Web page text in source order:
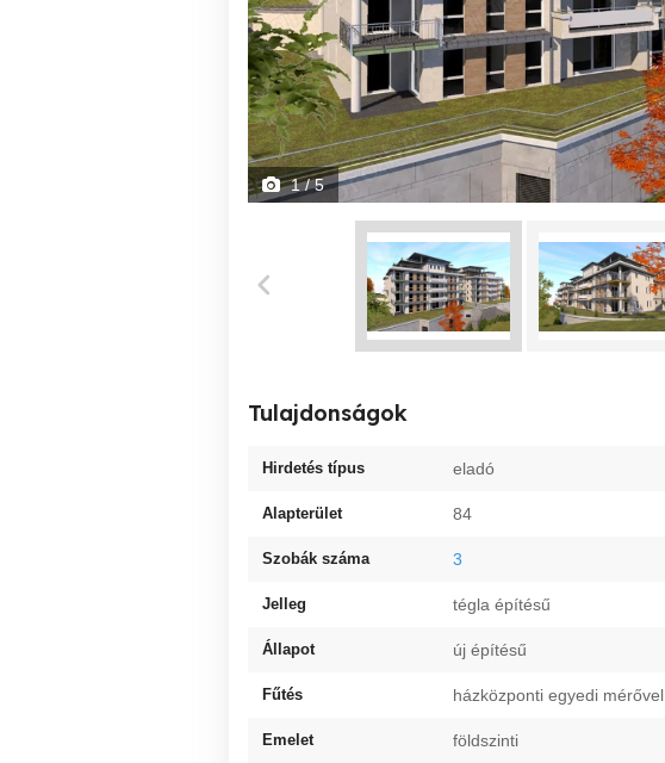
1/ 5
Tulajdonságok
Hirdetés típus eladó
Alapterület 84
Szobák száma 3
Jelleg tégla építésű
Állapot új építésű
Fűtés házközponti egyedi mérővel
Emelet földszinti